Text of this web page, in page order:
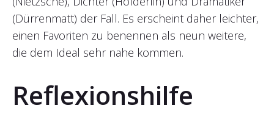
(Dürrenmatt) der Fall. Es erscheint daher leichter,
einen Favoriten zu benennen als neun weitere,
die dem Ideal sehr nahe kommen.
Reflexionshilfe